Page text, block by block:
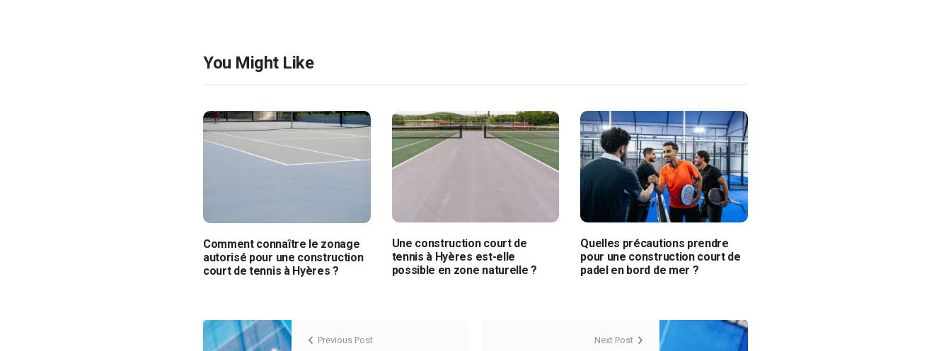
You Might Like
Comment connaître le zonage
autorisé pour une construction
court de tennis à Hyères ?
Une construction court de
tennis à Hyères est-elle
possible en zone naturelle ?
Quelles précautions prendre
pour une construction court de
padel en bord de mer ?
Previous Post Next Post